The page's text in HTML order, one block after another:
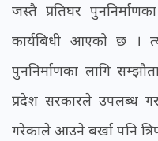
जस्तै प्रतिघर
कार्यबिधी आएको छ ।
पुननिर्माणका लागि
प्रदेश सरकारले उपलब्ध
गरेकाले आउने बर्खा पनि